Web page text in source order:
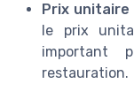
Prix unitaire
le prix
important
restauration.